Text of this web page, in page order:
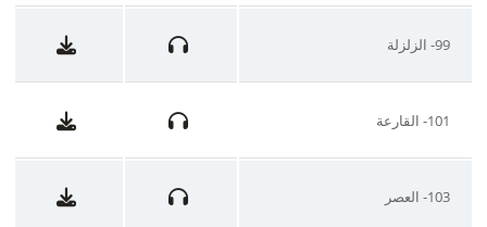
99- الزلزلة
101- القارعة
103- العصر